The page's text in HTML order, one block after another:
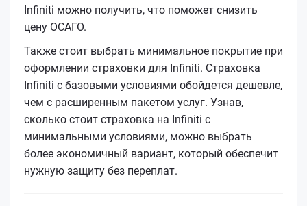
Infiniti можно получить, что поможет снизить
цену ОСАГО.
Также стоит выбрать минимальное покрытие при
оформлении страховки для Infiniti. Страховка
Infiniti с базовыми условиями обойдется дешевле,
чем с расширенным пакетом услуг. Узнав,
сколько стоит страховка на Infiniti с
минимальными условиями, можно выбрать
более экономичный вариант, который обеспечит
нужную защиту без переплат.